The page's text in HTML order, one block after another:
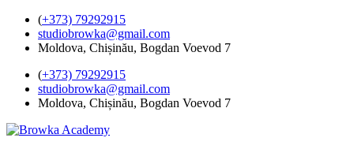
(+373) 79292915
studiobrowka@gmail.com
Moldova, Chișinău, Bogdan Voevod 7
(+373) 79292915
studiobrowka@gmail.com
Moldova, Chișinău, Bogdan Voevod 7